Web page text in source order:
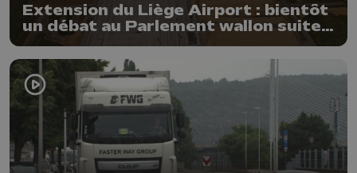
Extension du Liège Airport : bientôt
un débat au Parlement wallon suite à
une pétition